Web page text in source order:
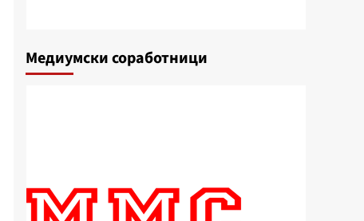
Медиумски соработници